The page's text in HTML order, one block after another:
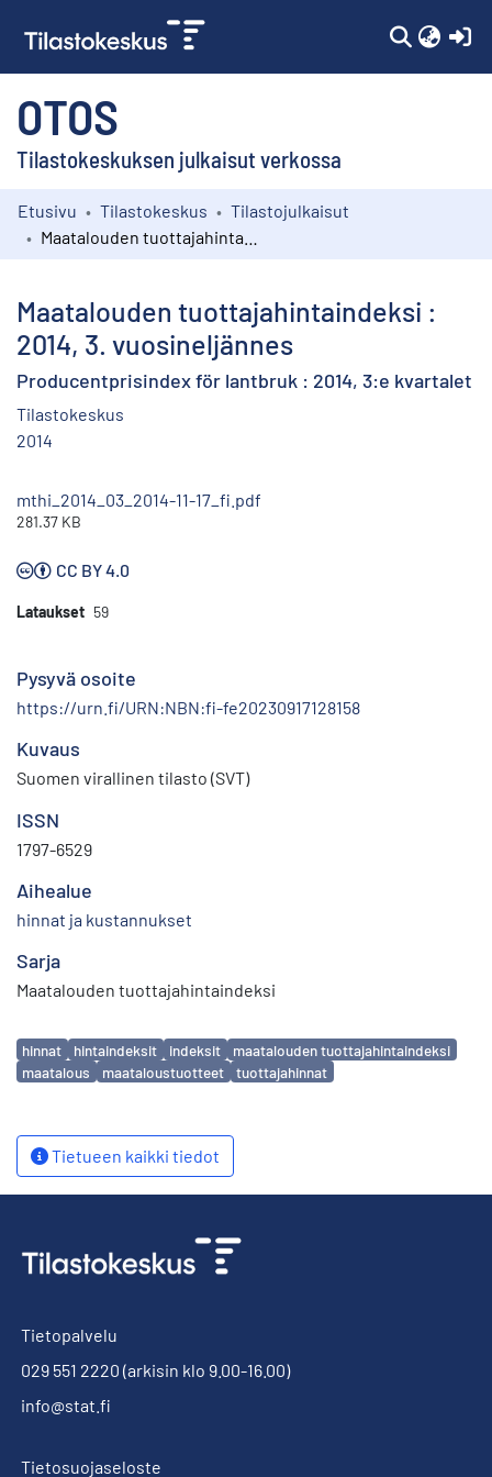
OTOS
Tilastokeskuksen julkaisut verkossa
Kokoelmat
Etusivu Tilastokeskus
Tilastojulkaisut
Maatalouden tuottajahintaindeksi :
2014, 3. vuosineljännes
Producentprisindex för lantbruk : 2014, 3:e kvartalet
Tilastokeskus
2014
mthi_2014_03_2014-11-17_fi.pdf
281.37 KB
CC BY 4.0
Lataukset 59
Pysyvä osoite
https://urn.fi/URN:NBN:fi-fe20230917128158
Kuvaus
Suomen virallinen tilasto (SVT)
ISSN
1797-6529
Aihealue
hinnat ja kustannukset
Sarja
Maatalouden tuottajahintaindeksi
Avainsanat
hinnat hintaindeksit indeksit
maatalouden tuottajahintaindeksi
maatalous
maataloustuotteet tuottajahinnat
Tietueen kaikki tiedot
Tietopalvelu
029 551 2220 (arkisin klo 9.00-16.00)
info@stat.fi
Tietosuojaseloste